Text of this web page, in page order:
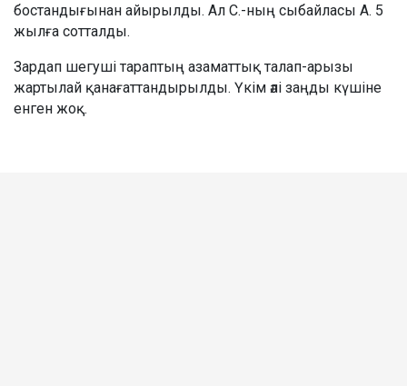
бостандығынан айырылды. Ал С.-ның сыбайласы А. 5
жылға сотталды.
Зардап шегуші тараптың азаматтық талап-арызы
жартылай қанағаттандырылды. Үкім әлі заңды күшіне
енген жоқ.